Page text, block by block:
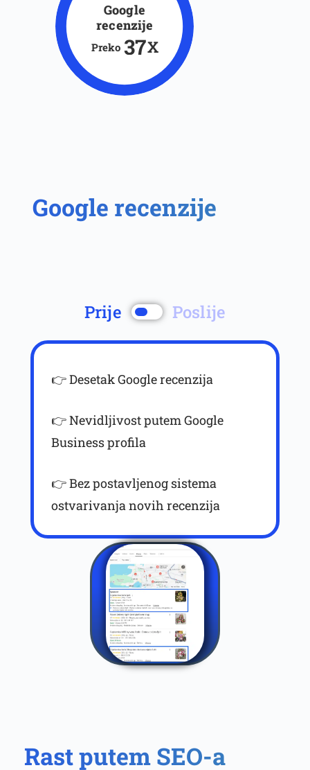
Google
recenzije
Preko 37X
Google recenzije
Prije Poslije
👉 Desetak Google recenzija
👉 Nevidljivost putem Google
Business profila
👉 Bez postavljenog sistema
ostvarivanja novih recenzija
prosječne
Rast putem SEO-a